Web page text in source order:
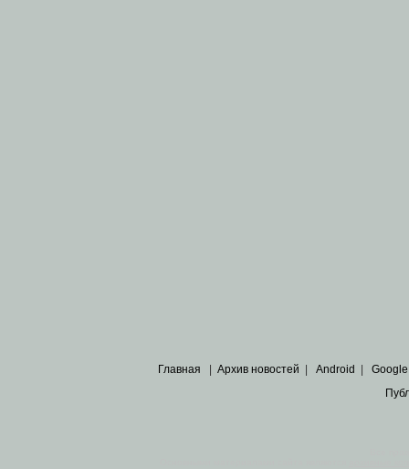
Главная Архив новостей Android Google